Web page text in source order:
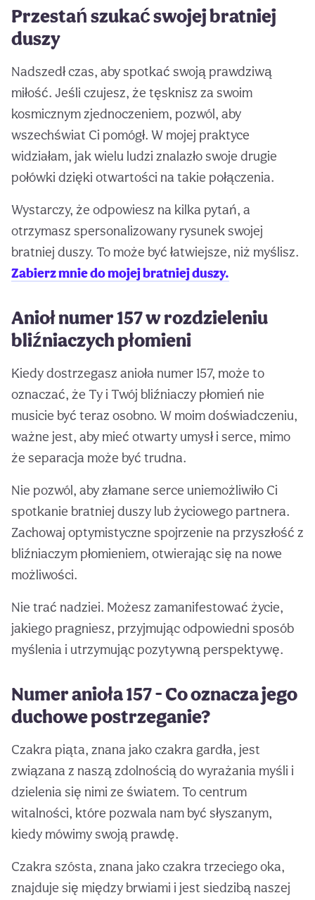
Przestań szukać swojej bratniej
duszy
Nadszedł czas, aby spotkać swoją prawdziwą
miłość. Jeśli czujesz, że tęsknisz za swoim
kosmicznym zjednoczeniem, pozwól, aby
wszechświat Ci pomógł. W mojej praktyce
widziałam, jak wielu ludzi znalazło swoje drugie
połówki dzięki otwartości na takie połączenia.
Wystarczy, że odpowiesz na kilka pytań, a
otrzymasz spersonalizowany rysunek swojej
bratniej duszy. To może być łatwiejsze, niż myślisz.
Zabierz mnie do mojej bratniej duszy.
Anioł numer 157 w rozdzieleniu
bliźniaczych płomieni
Kiedy dostrzegasz anioła numer 157, może to
oznaczać, że Ty i Twój bliźniaczy płomień nie
musicie być teraz osobno. W moim doświadczeniu,
ważne jest, aby mieć otwarty umysł i serce, mimo
że separacja może być trudna.
Nie pozwól, aby złamane serce uniemożliwiło Ci
spotkanie bratniej duszy lub życiowego partnera.
Zachowaj optymistyczne spojrzenie na przyszłość z
bliźniaczym płomieniem, otwierając się na nowe
możliwości.
Nie trać nadziei. Możesz zamanifestować życie,
jakiego pragniesz, przyjmując odpowiedni sposób
myślenia i utrzymując pozytywną perspektywę.
Numer anioła 157 - Co oznacza jego
duchowe postrzeganie?
Czakra piąta, znana jako czakra gardła, jest
związana z naszą zdolnością do wyrażania myśli i
dzielenia się nimi ze światem. To centrum
witalności, które pozwala nam być słyszanym,
kiedy mówimy swoją prawdę.
Czakra szósta, znana jako czakra trzeciego oka,
znajduje się między brwiami i jest siedzibą naszej